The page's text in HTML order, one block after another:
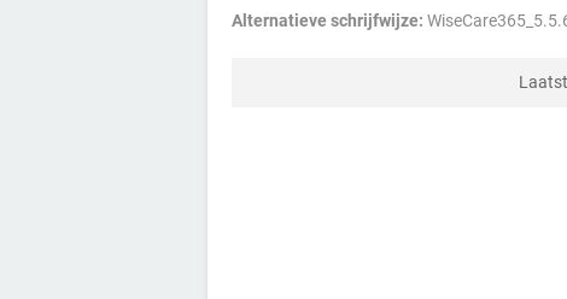
Alternatieve schrijfwijze: